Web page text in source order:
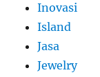
Inovasi
Island
Jasa
Jewelry